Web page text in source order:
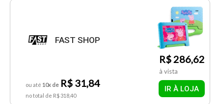
FAST SHOP
R$ 286,62
à vista
ou até 10x de R$ 31,84
no total de R$ 318,40
IR À LOJA